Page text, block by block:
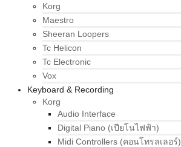
Korg
Maestro
Sheeran Loopers
Tc Helicon
Tc Electronic
Vox
Keyboard & Recording
Korg
Audio Interface
Digital Piano (เปียโนไฟฟ้า)
Midi Controllers (คอนโทรลเลอร์)